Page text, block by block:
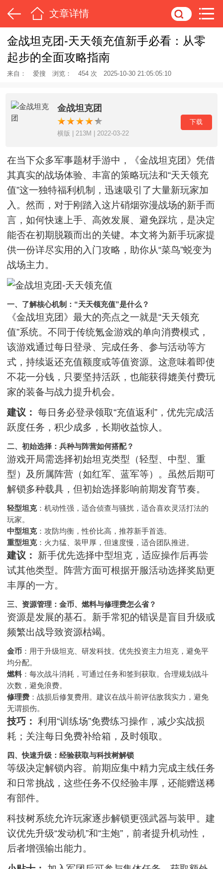
文章详情
金战坦克团-天天领充值新手必看：从零
起步的全面攻略指南
来自： 爱搜 浏览： 454 次 2025-10-30 21:05:05:10
金战坦克团
横版 | 213M | 2022-03-22
下载
在当下众多军事题材手游中，《金战坦克团》凭借
其真实的战场体验、丰富的策略玩法和“天天领充
值”这一独特福利机制，迅速吸引了大量新玩家加
入。然而，对于刚踏入这片硝烟弥漫战场的新手而
言，如何快速上手、高效发展、避免踩坑，是决定
能否在初期脱颖而出的关键。本文将为新手玩家提
供一份详尽实用的入门攻略，助你从“菜鸟”蜕变为
战场主力。
一、了解核心机制：“天天领充值”是什么？
《金战坦克团》最大的亮点之一就是“天天领充
值”系统。不同于传统氪金游戏的单向消费模式，
该游戏通过每日登录、完成任务、参与活动等方
式，持续返还充值额度或等值资源。这意味着即使
不花一分钱，只要坚持活跃，也能获得媲美付费玩
家的装备与战力提升机会。
建议： 每日务必登录领取“充值返利”，优先完成活
跃度任务，积少成多，长期收益惊人。
二、初始选择：兵种与阵营如何搭配？
游戏开局需选择初始坦克类型（轻型、中型、重
型）及所属阵营（如红军、蓝军等）。虽然后期可
解锁多种载具，但初始选择影响前期发育节奏。
轻型坦克：机动性强，适合侦查与骚扰，适合喜欢灵活打法的
玩家。
中型坦克：攻防均衡，性价比高，推荐新手首选。
重型坦克：火力猛、装甲厚，但速度慢，适合团队推进。
建议：
新手优先选择中型坦克，适应操作后再尝
试其他类型。阵营方面可根据开服活动选择奖励更
丰厚的一方。
三、资源管理：金币、燃料与修理费怎么省？
资源是发展的基石。新手常犯的错误是盲目升级或
频繁出战导致资源枯竭。
金币 ：用于升级坦克、研发科技。优先投资主力坦克，避免平
均分配。
燃料 ：每次战斗消耗，可通过任务和签到获取。合理规划战斗
次数，避免浪费。
修理费 ：战损后修复费用。建议在战斗前评估敌我实力，避免
无谓损伤。
技巧： 利用“训练场”免费练习操作，减少实战损
耗；关注每日免费补给箱，及时领取。
四、快速升级：经验获取与科技树解锁
等级决定解锁内容。前期应集中精力完成主线任务
和日常挑战，这些任务不仅经验丰厚，还能赠送稀
有部件。
科技树系统允许玩家逐步解锁更强武器与装甲。建
议优先升级“发动机”和“主炮”，前者提升机动性，
后者增强输出能力。